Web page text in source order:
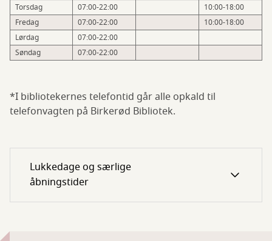
Torsdag
07:00-22:00
10:00-18:00
Fredag
07:00-22:00
10:00-18:00
Lørdag
07:00-22:00
Søndag
07:00-22:00
*I bibliotekernes telefontid går alle opkald til
telefonvagten på Birkerød Bibliotek.
Lukkedage og særlige
åbningstider